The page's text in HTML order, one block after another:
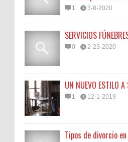
1 3-8-2020
SERVICIOS
0 2-23-2020
UN NUEVO ESTILO
1 12-1-2019
Tipos de divorcio en